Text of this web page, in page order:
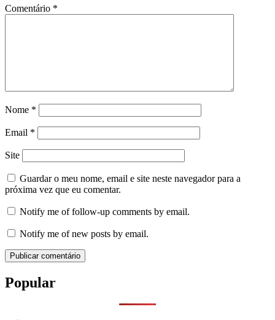
Comentário *
Nome *
Email *
Site
Guardar o meu nome, email e site neste navegador para a
próxima vez que eu comentar.
Notify me of follow-up comments by email.
Notify me of new posts by email.
Popular